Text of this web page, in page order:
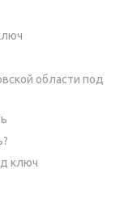
области под
ключ